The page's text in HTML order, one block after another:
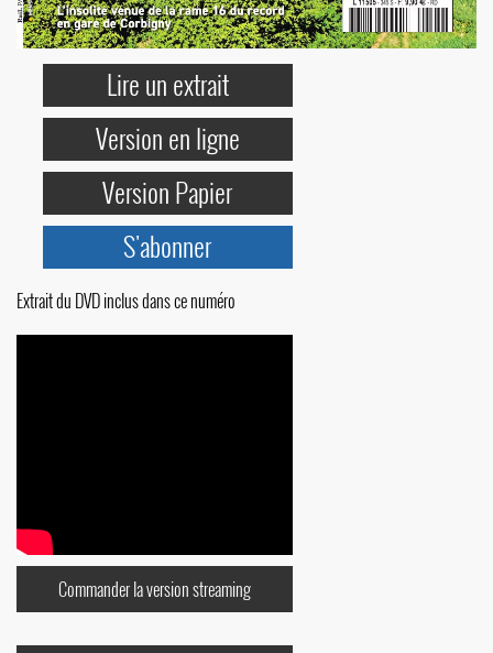
Lire un extrait
Version en ligne
Version Papier
S'abonner
Extrait du DVD inclus dans ce numéro
Commander la version streaming